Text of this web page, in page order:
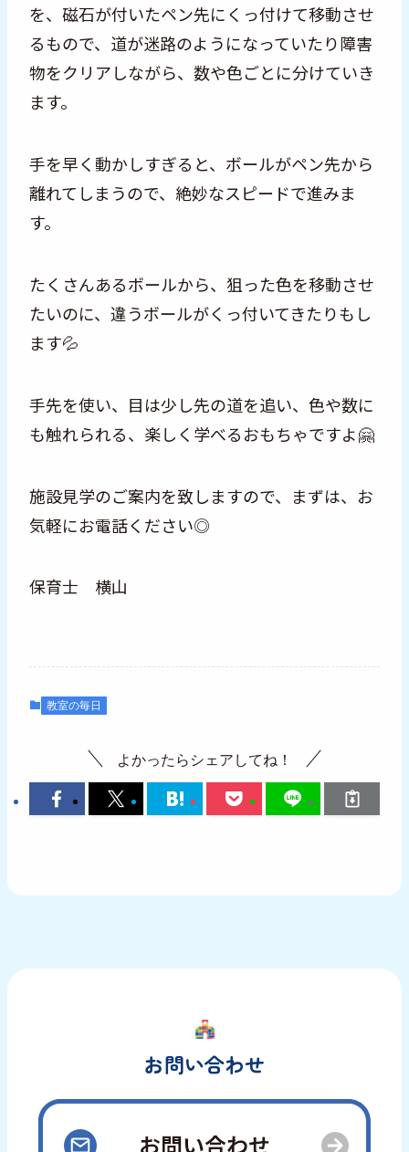
を、磁石が付いたペン先にくっ付けて移動させ
るもので、道が迷路のようになっていたり障害
物をクリアしながら、数や色ごとに分けていき
ます。
手を早く動かしすぎると、ボールがペン先から
離れてしまうので、絶妙なスピードで進みま
す。
たくさんあるボールから、狙った色を移動させ
たいのに、違うボールがくっ付いてきたりもし
ます💦
手先を使い、目は少し先の道を追い、色や数に
も触れられる、楽しく学べるおもちゃですよ🤗
施設見学のご案内を致しますので、まずは、お
気軽にお電話ください◎
保育士 横山
教室の毎日
よかったらシェアしてね！
お問い合わせ